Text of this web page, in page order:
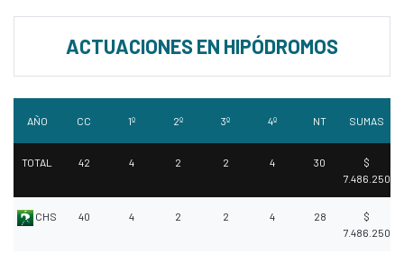
ACTUACIONES EN HIPÓDROMOS
AÑO CC 1º 2º 3º 4º NT SUMAS
TOTAL 42 4 2 2 4 30
$
7.486.250
CHS 40 4 2 2 4 28
$
7.486.250